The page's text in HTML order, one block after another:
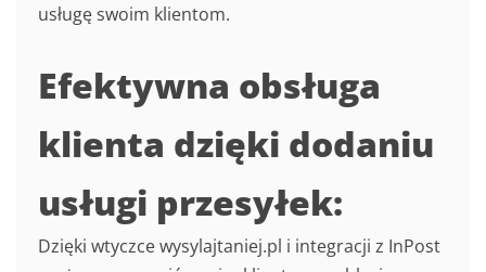
usługę swoim klientom.
Efektywna obsługa
klienta dzięki dodaniu
usługi przesyłek:
Dzięki wtyczce wysylajtaniej.pl i integracji z InPost